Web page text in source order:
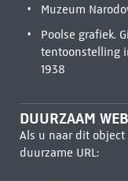
Muzeum
Poolse grafiek.
tentoonstelling
1938
DUURZAAM
Als u naar dit
duurzame URL: